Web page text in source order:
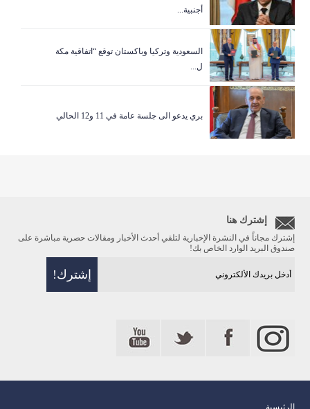
أجنبية...
السعودية وتركيا وباكستان توقع “اتفاقية مكة
ل...
بري يدعو الى جلسة عامة في 11 و12 الحالي
إشترك هنا
إشترك مجاناً في النشرة الإخبارية لتلقي أحدث الأخبار ومقالات حصرية مباشرة على
صندوق البريد الوارد الخاص بك!
الرئيسية